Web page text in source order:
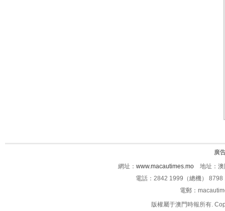
廣
網址： www.macautimes.mo 地址：澳
電話：2842 1999（總機）
電郵：
版權屬于澳門時報所有.